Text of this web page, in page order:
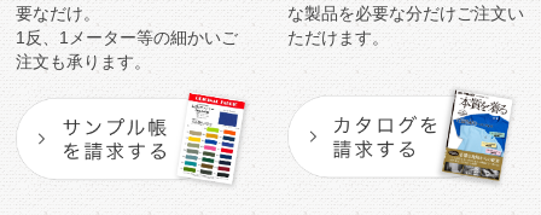
要なだけ。
1反、1メーター等の細かいご
注文も承ります。
な製品を必要な分だけご注文い
ただけます。